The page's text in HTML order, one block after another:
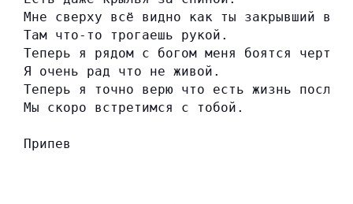
Мне сверху всё видно как ты закрывший в
Там что-то трогаешь рукой.
Теперь я рядом с богом меня боятся черти
Я очень рад что не живой.
Теперь я точно верю что есть жизнь после
Мы скоро встретимся с тобой.
Припев